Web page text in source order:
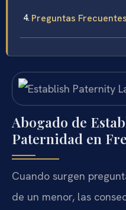
Preguntas Frecuentes
Abogado de
Paternidad en
Cuando surgen
de un menor, las